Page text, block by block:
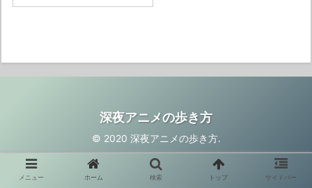
深夜アニメの歩き方
© 2020 深夜アニメの歩き方.
メニュー ホーム 検索 トップ サイドバー